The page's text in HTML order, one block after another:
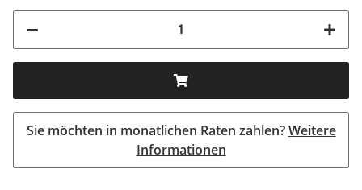
Sie möchten in monatlichen Raten zahlen?Weitere
Informationen